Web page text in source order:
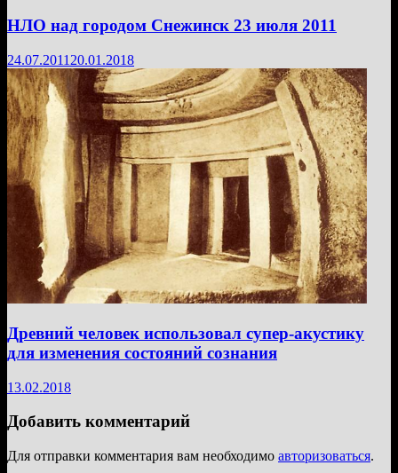
НЛО над городом Снежинск 23 июля 2011
24.07.2011 20.01.2018
Древний человек использовал супер-акустику
для изменения состояний сознания
13.02.2018
Добавить комментарий
Для отправки комментария вам необходимо авторизоваться.